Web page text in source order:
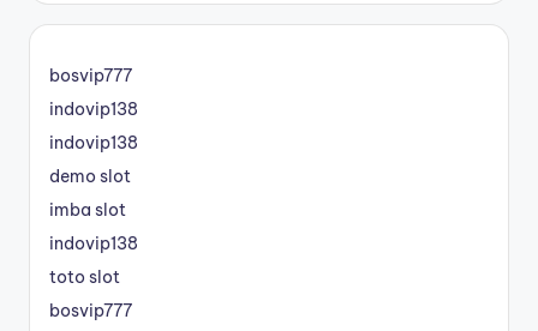
bosvip777
indovip138
indovip138
demo slot
imba slot
indovip138
toto slot
bosvip777